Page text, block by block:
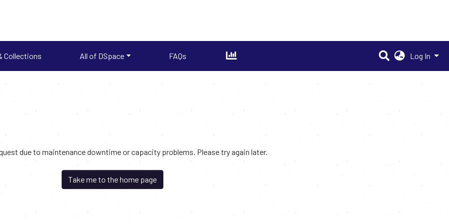
Collections All of DSpace FAQs Log In
due to maintenance downtime or capacity problems. Please try again later.
Take me to the home page